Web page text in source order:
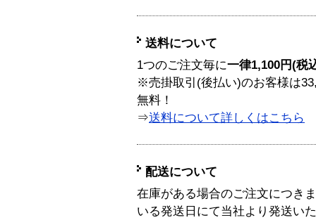
送料について
1つのご注文毎に一律1,100円(税
※売掛取引(後払い)のお客様は
無料！
⇒送料について詳しくはこちら
配送について
在庫がある場合のご注文につき
いる発送日にて当社より発送い